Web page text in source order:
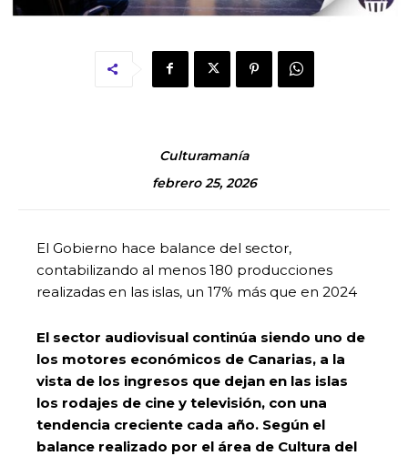
Culturamanía
febrero 25, 2026
El Gobierno hace balance del sector,
contabilizando al menos 180 producciones
realizadas en las islas, un 17% más que en 2024
El sector audiovisual continúa siendo uno de
los motores económicos de Canarias, a la
vista de los ingresos que dejan en las islas
los rodajes de cine y televisión, con una
tendencia creciente cada año. Según el
balance realizado por el área de Cultura del